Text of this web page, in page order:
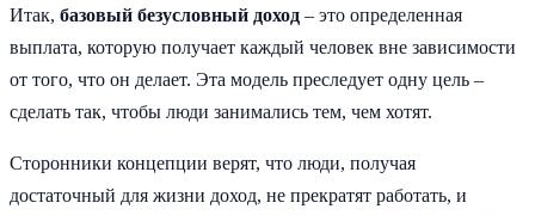
Итак, базовый безусловный доход – это определенная
выплата, которую получает каждый человек вне зависимости
от того, что он делает. Эта модель преследует одну цель –
сделать так, чтобы люди занимались тем, чем хотят.
Сторонники концепции верят, что люди, получая
достаточный для жизни доход, не прекратят работать, и